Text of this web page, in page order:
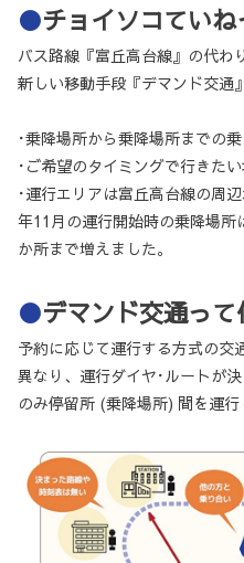
●チョイソコていね
バス路線『富丘高台線』の代わ
新しい移動手段『デマンド交通
･乗降場所から乗降場所までの
･ご希望のタイミングで行きた
･運行エリアは富丘高台線の周
年11月の運行開始時の乗降場
か所まで増えました。
●デマンド交通って
予約に応じて運行する方式の交
異なり、運行ダイヤ･ルートが
のみ停留所 (乗降場所) 間を運行